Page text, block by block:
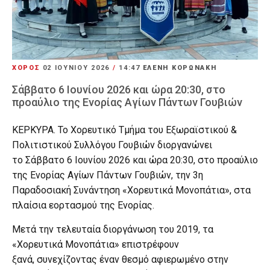
ΧΟΡΟΣ 02 ΙΟΥΝΊΟΥ 2026 / 14:47 ΕΛΕΝΗ ΚΟΡΩΝΑΚΗ
Σάββατο 6 Ιουνίου 2026 και ώρα 20:30, στο
προαύλιο της Ενορίας Αγίων Πάντων Γουβιών
ΚΕΡΚΥΡΑ. Το Χορευτικό Τμήμα του Εξωραϊστικού &
Πολιτιστικού Συλλόγου Γουβιών διοργανώνει
το Σάββατο 6 Ιουνίου 2026 και ώρα 20:30, στο προαύλιο
της Ενορίας Αγίων Πάντων Γουβιών, την 3η
Παραδοσιακή Συνάντηση «Χορευτικά Μονοπάτια», στα
πλαίσια εορτασμού της Ενορίας.
Μετά την τελευταία διοργάνωση του 2019, τα
«Χορευτικά Μονοπάτια» επιστρέφουν
ξανά, συνεχίζοντας έναν θεσμό αφιερωμένο στην